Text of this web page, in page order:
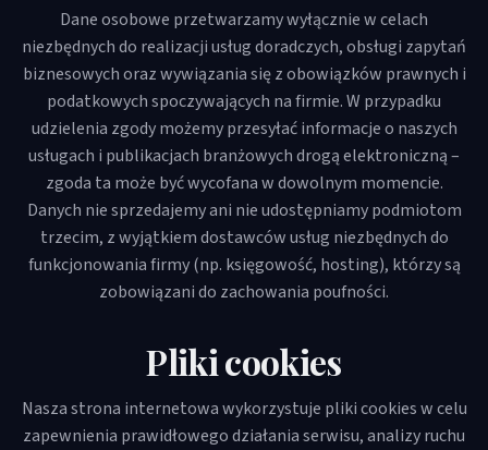
Dane osobowe przetwarzamy wyłącznie w celach
niezbędnych do realizacji usług doradczych, obsługi zapytań
biznesowych oraz wywiązania się z obowiązków prawnych i
podatkowych spoczywających na firmie. W przypadku
udzielenia zgody możemy przesyłać informacje o naszych
usługach i publikacjach branżowych drogą elektroniczną –
zgoda ta może być wycofana w dowolnym momencie.
Danych nie sprzedajemy ani nie udostępniamy podmiotom
trzecim, z wyjątkiem dostawców usług niezbędnych do
funkcjonowania firmy (np. księgowość, hosting), którzy są
zobowiązani do zachowania poufności.
Pliki cookies
Nasza strona internetowa wykorzystuje pliki cookies w celu
zapewnienia prawidłowego działania serwisu, analizy ruchu